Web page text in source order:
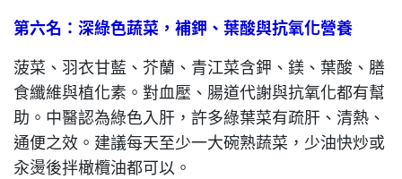
第六名：深綠色蔬菜，補鉀、葉酸與抗氧化營養
菠菜、羽衣甘藍、芥蘭、青江菜含鉀、鎂、葉酸、膳
食纖維與植化素。對血壓、腸道代謝與抗氧化都有幫
助。中醫認為綠色入肝，許多綠葉菜有疏肝、清熱、
通便之效。建議每天至少一大碗熟蔬菜，少油快炒或
汆燙後拌橄欖油都可以。